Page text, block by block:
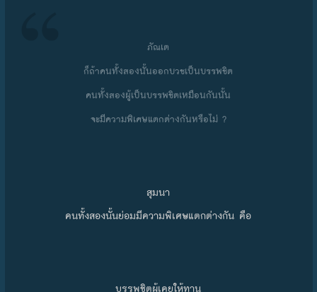
ภัณเต
ก็ถ้าคนทั้งสองนั้นออกบวชเป็นบรรพชิต
คนทั้งสองผู้เป็นบรรพชิตเหมือนกันนั้น
จะมีความพิเศษแตกต่างกันหรือไม่ ?
สุมนา
คนทั้งสองนั้นย่อมมีความพิเศษแตกต่างกัน คือ
บรรพชิตผู้เคยให้ทาน